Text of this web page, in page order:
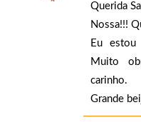
Querida
Nossa!!!
Eu estou
Muito
carinho.
Grande